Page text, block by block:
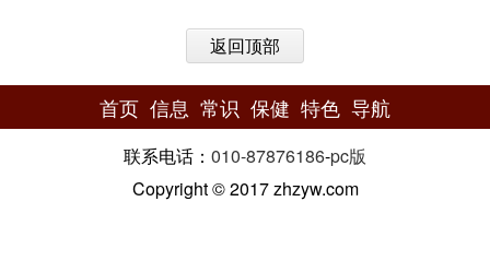
返回顶部
首页 信息 常识 保健 特色 导航
联系电话： 010-87876186-pc版
Copyright © 2017 zhzyw.com